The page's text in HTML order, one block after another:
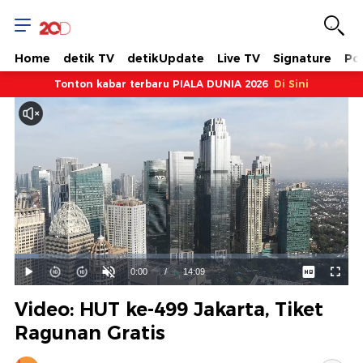
Home detik TV detikUpdate Live TV Signature
Tonton kabar terbaru PIALA DUNIA 2026 Di Sini
Mainkan
Suara
Hidup
Waktu
0:00 / Durasi
14:09
Dimuat:
7.07%
Video: HUT ke-499 Jakarta, Tiket
Ragunan Gratis